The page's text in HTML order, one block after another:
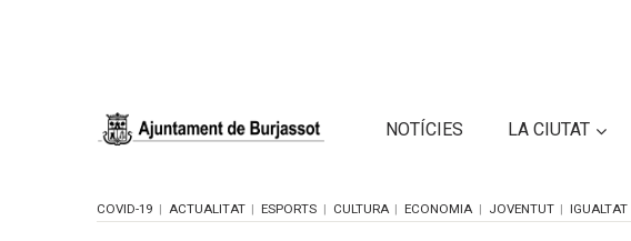
NOTÍCIES LA CIUTAT
COVID-19 ACTUALITAT ESPORTS CULTURA ECONOMIA JOVENTUT IGUALTAT